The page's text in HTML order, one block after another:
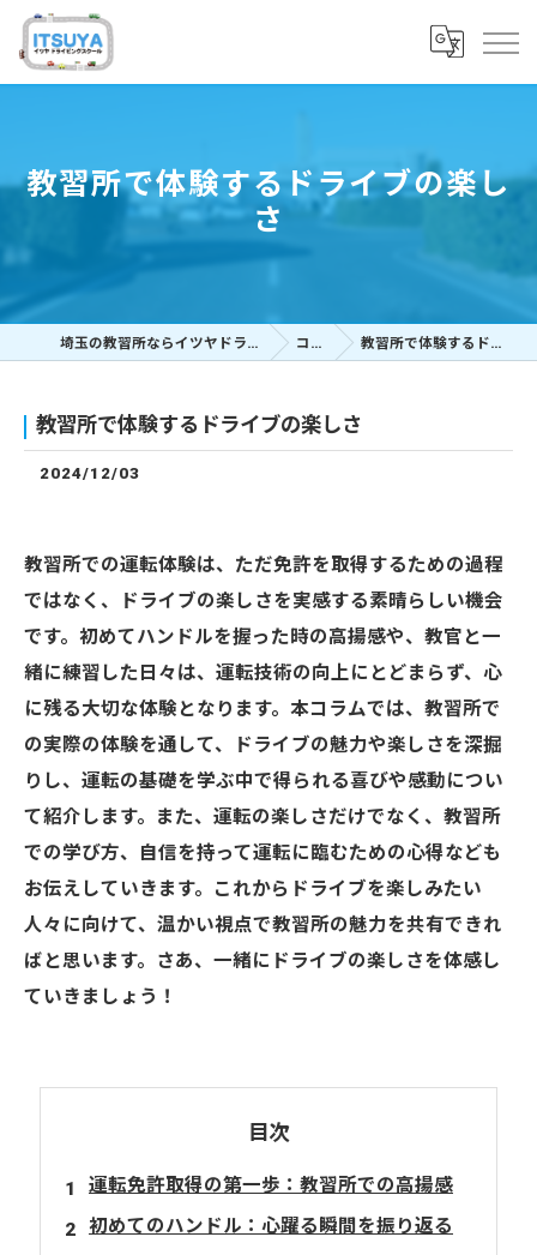
教習所で体験するドライブの楽し
さ
埼玉の教習所ならイツヤドライビングスクール コラム 教習所で体験するドライブの楽しさ
教習所で体験するドライブの楽しさ
2024/12/03
教習所での運転体験は、ただ免許を取得するための過程
ではなく、ドライブの楽しさを実感する素晴らしい機会
です。初めてハンドルを握った時の高揚感や、教官と一
緒に練習した日々は、運転技術の向上にとどまらず、心
に残る大切な体験となります。本コラムでは、教習所で
の実際の体験を通して、ドライブの魅力や楽しさを深掘
りし、運転の基礎を学ぶ中で得られる喜びや感動につい
て紹介します。また、運転の楽しさだけでなく、教習所
での学び方、自信を持って運転に臨むための心得なども
お伝えしていきます。これからドライブを楽しみたい
人々に向けて、温かい視点で教習所の魅力を共有できれ
ばと思います。さあ、一緒にドライブの楽しさを体感し
ていきましょう！
目次
運転免許取得の第一歩：教習所での高揚感
初めてのハンドル：心躍る瞬間を振り返る